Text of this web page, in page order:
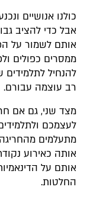
כולנו אנושיים
אבל כדי להציב
אותם לשמור על
ממסרים כפולים
להנחיל
רב עוצמה עבורם.
מצד שני, גם אם
לעצמכם
מתעלמים
אותה כאירוע
אותם על
החלטות.